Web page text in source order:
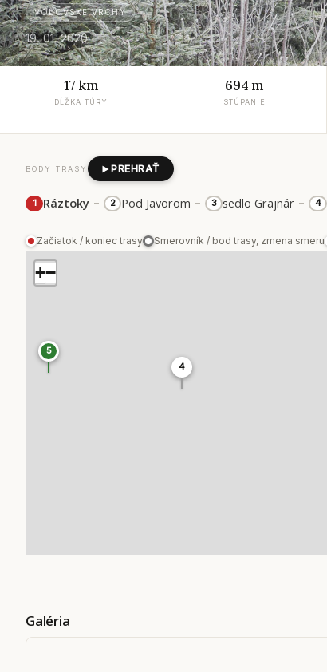
VOLOVSKÉ VRCHY
19. 01. 2020
17 km
DĹŽKA TÚRY
694 m
STÚPANIE
BODY TRASY PREHRAŤ
1 Ráztoky – 2 Pod Javorom – 3 sedlo Grajnár – 4
Začiatok / koniec trasy Smerovník / bod trasy, zmena smeru
4
5
+−
Galéria